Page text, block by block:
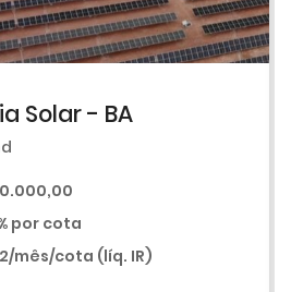
Solar - BA
por cota
mês/cota (líq. IR)